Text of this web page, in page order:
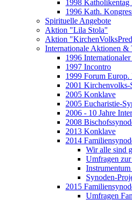
1998 Katholikentag
1996 Kath.
Spirituelle Angebote
Aktion "Lila Stola"
Aktion
Internationale Aktionen &
1996
1997 Incontro
1999 Forum
2001 Kirchenvolks-
2005 Konklave
2005 Eucharistie-
2006 - 10 Jahre
2008
2013 Konklave
2014
Wir alle sind
Umfragen
Synoden-
2015
Umfragen